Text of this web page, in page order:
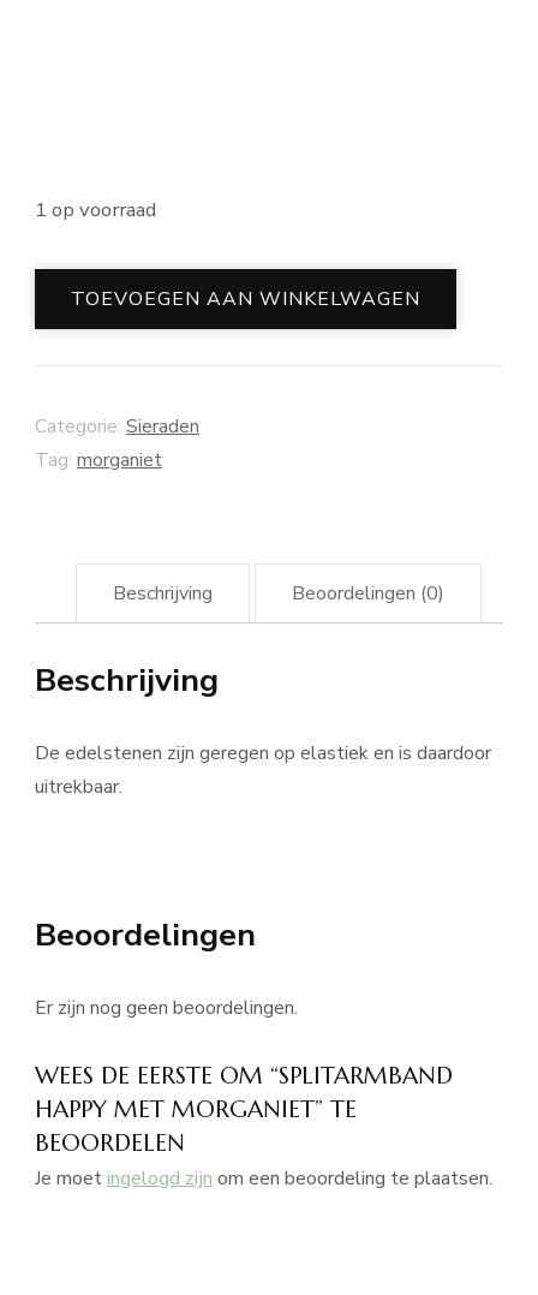
1 op voorraad
Splitarmband
Happy
aantal
TOEVOEGEN AAN WINKELWAGEN
Categorie: Sieraden
Tag: morganiet
Beschrijving Beoordelingen (0)
Beschrijving
De edelstenen zijn geregen op elastiek en is daardoor
uitrekbaar.
Beoordelingen
Er zijn nog geen beoordelingen.
WEES DE EERSTE OM “SPLITARMBAND
HAPPY MET MORGANIET” TE
BEOORDELEN
Je moetingelogd zijn om een beoordeling te plaatsen.